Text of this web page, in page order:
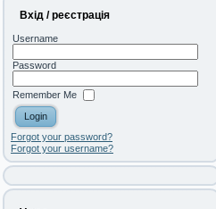
Вхід / реєстрація
Username
Password
Remember Me
Forgot your password?
Forgot your username?